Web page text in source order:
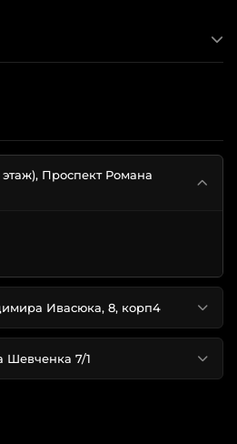
Проспект Романа
Ивасюка, 8, корп4
Шевченка 7/1